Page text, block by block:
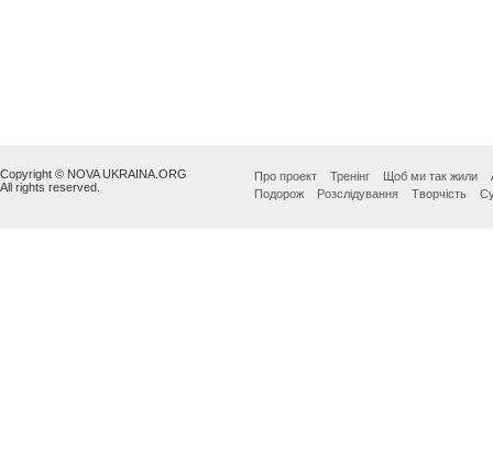
Copyright © NOVA UKRAINA.ORG
All rights reserved.
Про проект Тренінг Щоб ми так жили
Подорож
Розслідування Творчість